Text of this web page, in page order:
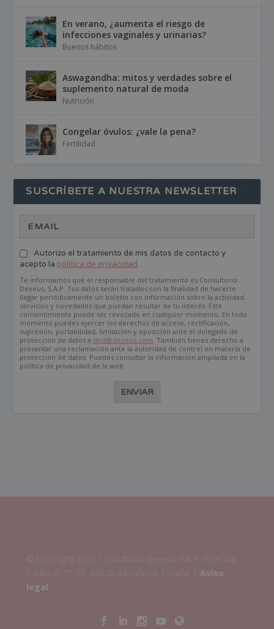
En verano, ¿aumenta el riesgo de
infecciones vaginales y urinarias?
Buenos hábitos
Aswagandha: mitos y verdades sobre el
suplemento natural de moda
Nutrición
Congelar óvulos: ¿vale la pena?
Fertilidad
SUSCRÍBETE A NUESTRA NEWSLETTER
Autorizo el tratamiento de mis datos de contacto y
acepto la política de privacidad.
Te informamos que el responsable del tratamiento es Consultorio
Dexeus, S.A.P. Tus datos serán tratados con la finalidad de hacerte
llegar periódicamente un boletín con información sobre la actividad,
servicios y novedades que puedan resultar de tu interés. Este
consentimiento puede ser revocado en cualquier momento. En todo
momento puedes ejercer los derechos de acceso, rectificación,
supresión, portabilidad, limitación y oposición ante el delegado de
protección de datos a dpd@dexeus.com . También tienes derecho a
presentar una reclamación ante la autoridad de control en materia de
protección de datos. Puedes consultar la información ampliada en la
política de privacidad de la web.
ENVIAR
Aviso
legal